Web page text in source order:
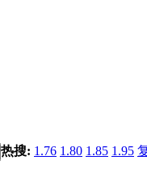
热搜: 1.76 1.80 1.85 1.95